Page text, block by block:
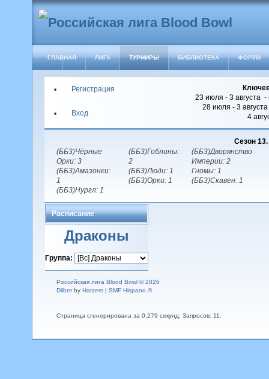
ГЛАВНАЯ ЛИГА ТУРНИРЫ БИБЛИОТЕКА ФОРУМ
Регистрация
Вход
23 июля - 3 августа -
28 июля - 3
4
Сезон 13.
(ББ3)Чёрные
Орки: 3
(ББ3)Амазонки:
1
(ББ3)Нургл: 1
(ББ3)Гоблины:
2
(ББ3)Люди: 1
(ББ3)Орки: 1
(ББ3)Дворянство
Империи: 2
Гномы: 1
(ББ3)Скавен: 1
Расписание
Драконы
Группа:
Российская лига Blood Bowl © 2026
Dilberby Harzem| SMF Hispano ©
Страница сгенерирована за 0.279 секунд. Запросов: 11.